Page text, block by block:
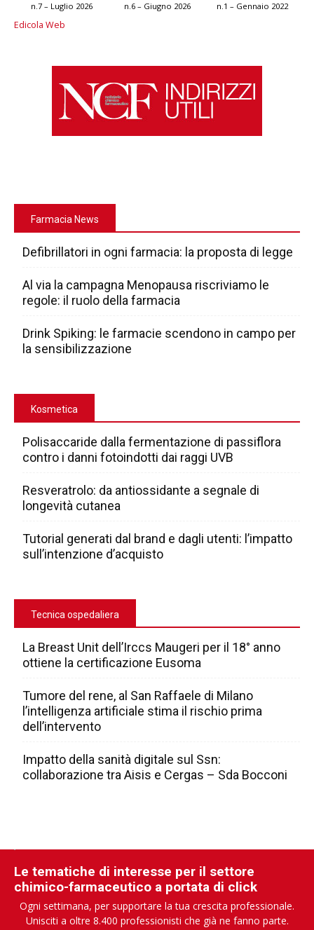
n.7 – Luglio 2026 n.6 – Giugno 2026 n.1 – Gennaio 2022
Edicola Web
Farmacia News
Defibrillatori in ogni farmacia: la proposta di legge
Al via la campagna Menopausa riscriviamo le
regole: il ruolo della farmacia
Drink Spiking: le farmacie scendono in campo per
la sensibilizzazione
Kosmetica
Polisaccaride dalla fermentazione di passiflora
contro i danni fotoindotti dai raggi UVB
Resveratrolo: da antiossidante a segnale di
longevità cutanea
Tutorial generati dal brand e dagli utenti: l’impatto
sull’intenzione d’acquisto
Tecnica ospedaliera
La Breast Unit dell’Irccs Maugeri per il 18° anno
ottiene la certificazione Eusoma
Tumore del rene, al San Raffaele di Milano
l’intelligenza artificiale stima il rischio prima
dell’intervento
Impatto della sanità digitale sul Ssn:
collaborazione tra Aisis e Cergas – Sda Bocconi
Le tematiche di interesse per il settore
chimico-farmaceutico a portata di click
Ogni settimana, per supportare la tua crescita professionale.
Unisciti a oltre 8.400 professionisti che già ne fanno parte.